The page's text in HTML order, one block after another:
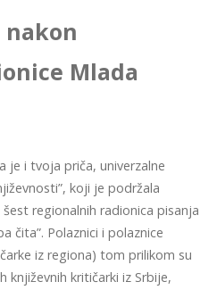
nakon
Mlada
je i tvoja priča, univerzalne
koji je podržala
regionalnih radionica pisanja
čita”. Polaznici i polaznice
iz regiona) tom prilikom su
književnih kritičarki iz Srbije,